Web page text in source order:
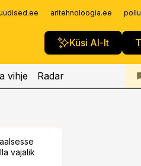
aritehnoloogia.ee
Küsi AI-lt
Telli
vihje Radar
vajalik